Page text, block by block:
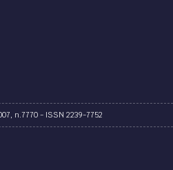
n.7770 - ISSN 2239-7752